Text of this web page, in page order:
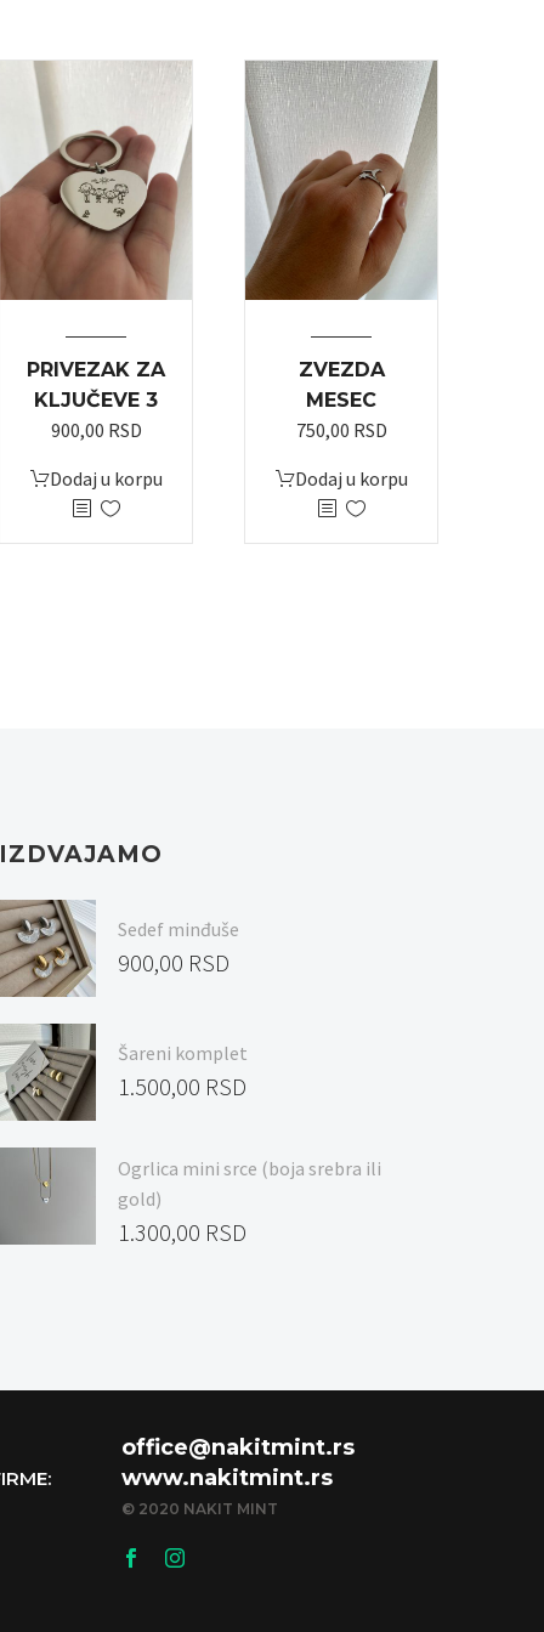
PRIVEZAK ZA
KLJUČEVE 3
900,00 RSD
Dodaj u korpu
ZVEZDA
MESEC
750,00 RSD
Dodaj u korpu
IZDVAJAMO
Sedef minđuše
900,00 RSD
Šareni komplet
1.500,00 RSD
Ogrlica mini srce (boja srebra ili
gold)
1.300,00 RSD
office@nakitmint.rs
www.nakitmint.rs
© 2020 NAKIT MINT